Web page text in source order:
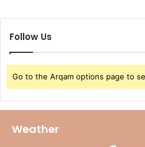
Follow Us
Go to the Arqam options page to
Weather